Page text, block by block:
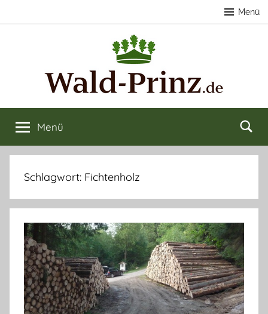
Menü
Nachhaltige
Forstwirtschaft
Naturerlebnisse
Wald
kaufen
verkaufen
Menü
Schlagwort: Fichtenholz